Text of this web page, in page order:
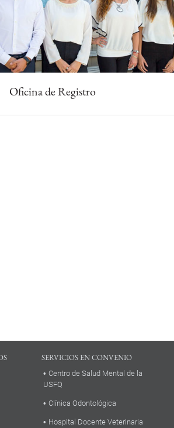
Oficina de Registro
SERVICIOS EN CONVENIO
Centro de Salud Mental de la
USFQ
Clínica Odontológica
Hospital Docente Veterinaria